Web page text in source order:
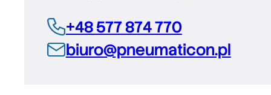
+48 577 874 770
biuro@pneumaticon.pl